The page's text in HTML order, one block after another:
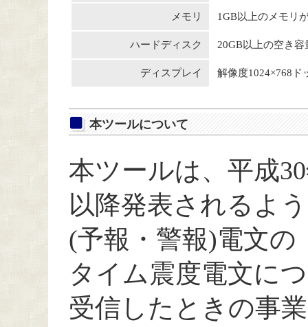
メモリ 1GB以上のメモリ
ハードディスク 20GB以上の空き容
ディスプレイ 解像度1024×768ド
本ツールについて
本ツールは、平成
以降発表されるよ
(予報・警報)電文の
タイム震度電文に
受信したときの事